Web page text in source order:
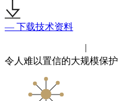
— 下载技术资料
|
令人难以置信的大规模保护